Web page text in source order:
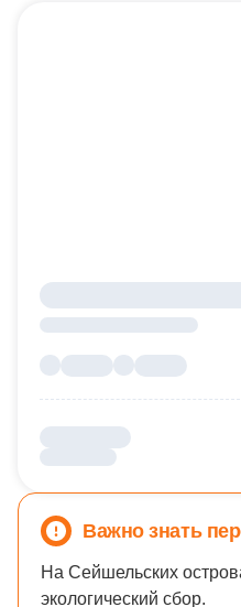
Важно знать
На Сейшельских
экологический сбор.